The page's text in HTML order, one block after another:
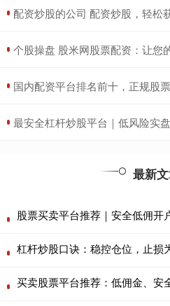
配资炒股的公司 配资炒股，轻松
个股操盘 股米网股票配资：让您
国内配资平台排名前十，正规股
最安全杠杆炒股平台｜低风险实
最新
股票买卖平台推荐｜安全低佣开
杠杆炒股口诀：稳控仓位，止损
买卖股票平台推荐：低佣金、安